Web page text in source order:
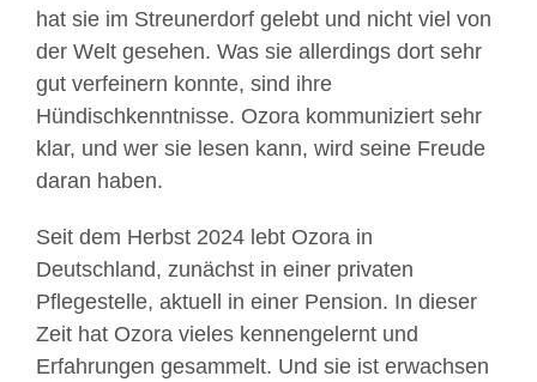
hat sie im Streunerdorf gelebt und nicht viel von
der Welt gesehen. Was sie allerdings dort sehr
gut verfeinern konnte, sind ihre
Hündischkenntnisse. Ozora kommuniziert sehr
klar, und wer sie lesen kann, wird seine Freude
daran haben.
Seit dem Herbst 2024 lebt Ozora in
Deutschland, zunächst in einer privaten
Pflegestelle, aktuell in einer Pension. In dieser
Zeit hat Ozora vieles kennengelernt und
Erfahrungen gesammelt. Und sie ist erwachsen